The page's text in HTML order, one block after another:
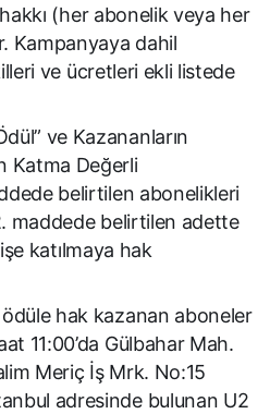
(her abonelik veya her
Kampanyaya dahil
ve ücretleri ekli listede
ve Kazananların
Katma Değerli
belirtilen abonelikleri
maddede belirtilen adette
katılmaya hak
hak kazanan aboneler
11:00’da Gülbahar Mah.
Meriç İş Mrk. No:15
adresinde bulunan U2